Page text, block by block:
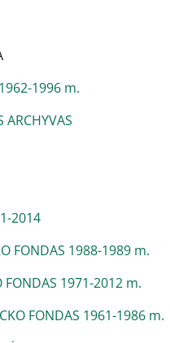
1996 m.
ARCHYVAS
2014
FONDAS 1988-1989 m.
FONDAS 1971-2012 m.
FONDAS 1961-1986 m.